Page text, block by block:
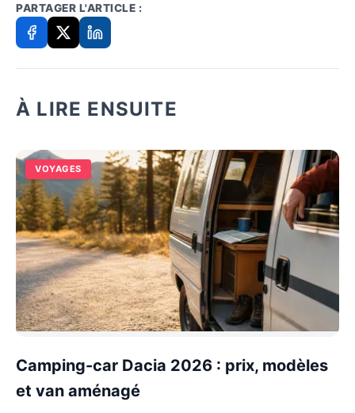
PARTAGER L'ARTICLE :
À LIRE ENSUITE
VOYAGES
Camping-car Dacia 2026 : prix, modèles
et van aménagé